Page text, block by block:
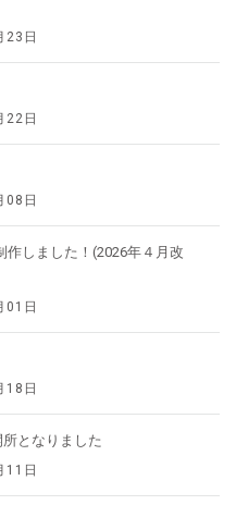
23日
22日
08日
作しました！(2026年４月改
01日
18日
となりました
11日